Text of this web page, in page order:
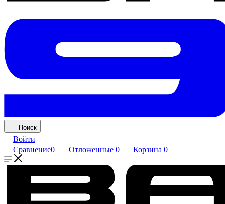
Поиск
Войти
Сравнение0 Отложенные 0 Корзина 0